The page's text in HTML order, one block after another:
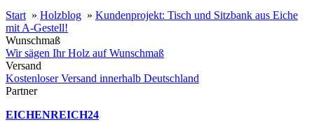
Start » Holzblog » Kundenprojekt: Tisch und Sitzbank aus Eiche
mit A-Gestell!
Wunschmaß
Wir sägen Ihr Holz auf Wunschmaß
Versand
Kostenloser Versand innerhalb Deutschland
Partner
EICHENREICH24